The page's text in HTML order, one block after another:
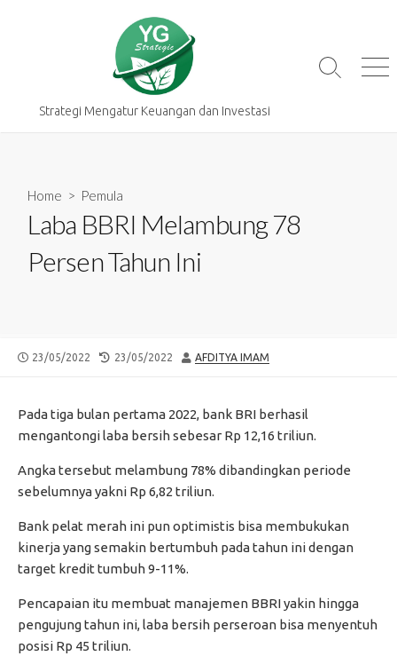
Strategi Mengatur Keuangan dan Investasi
Search
Home > Pemula
Laba BBRI Melambung 78
Persen Tahun Ini
PUBLISHED
23/05/2022
LAST
23/05/2022 AUTHOR
AFDITYA IMAM
Pada tiga bulan pertama 2022, bank BRI berhasil
mengantongi laba bersih sebesar Rp 12,16 triliun.
Angka tersebut melambung 78% dibandingkan periode
sebelumnya yakni Rp 6,82 triliun.
Bank pelat merah ini pun optimistis bisa membukukan
kinerja yang semakin bertumbuh pada tahun ini dengan
target kredit tumbuh 9-11%.
Pencapaian itu membuat manajemen BBRI yakin hingga
pengujung tahun ini, laba bersih perseroan bisa menyentuh
posisi Rp 45 triliun.